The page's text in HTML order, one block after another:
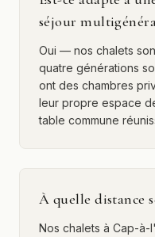
séjour
Oui — nos chalets
quatre générations
ont des chambres
leur propre espace
table commune
À quelle distance
Nos chalets à Cap-à-